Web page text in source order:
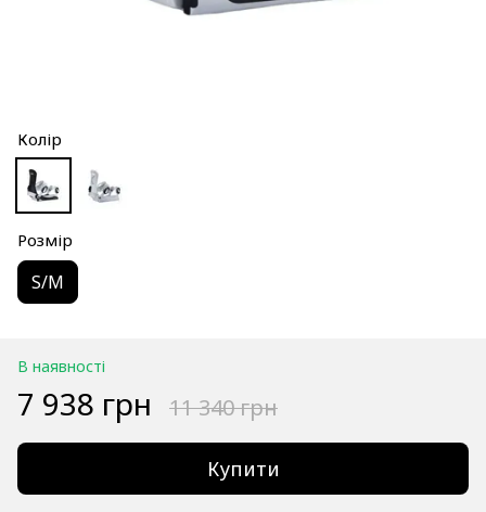
Колір
Розмір
S/M
В наявності
7 938 грн 11 340 грн
Купити